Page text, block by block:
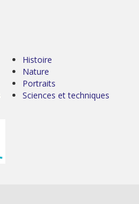
Histoire
Nature
Portraits
Sciences et techniques